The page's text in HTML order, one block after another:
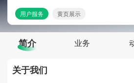
用户服务 黄页展示
简介 业务
关于我们